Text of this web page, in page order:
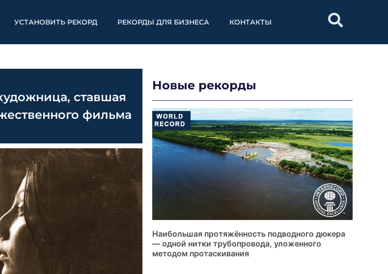
УСТАНОВИТЬ РЕКОРД РЕКОРДЫ ДЛЯ БИЗНЕСА КОНТАКТЫ
ставшая
фильма
Новые рекорды
Наибольшая протяжённость подводного дюкера
— одной нитки трубопровода, уложенного
методом протаскивания